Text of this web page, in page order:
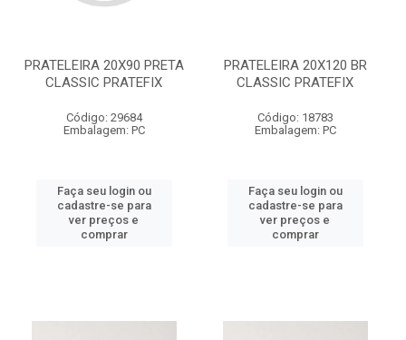
PRATELEIRA 20X90 PRETA
CLASSIC PRATEFIX
Código: 29684
Embalagem: PC
Faça seu login ou
cadastre-se para
ver preços e
comprar
PRATELEIRA 20X120 BR
CLASSIC PRATEFIX
Código: 18783
Embalagem: PC
Faça seu login ou
cadastre-se para
ver preços e
comprar